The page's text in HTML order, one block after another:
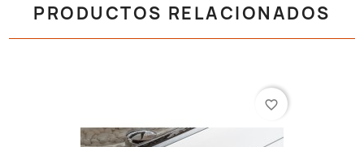
PRODUCTOS RELACIONADOS
favorite_border